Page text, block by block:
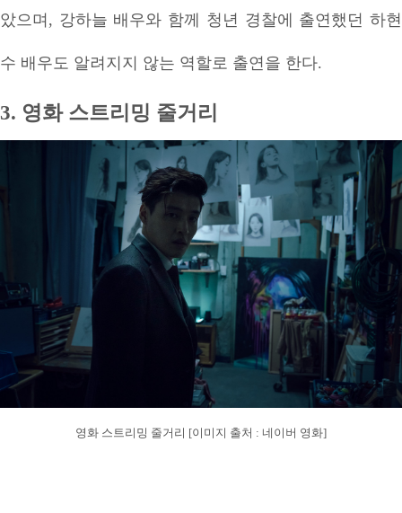
았으며, 강하늘 배우와 함께 청년 경찰에 출연했던 하현
수 배우도 알려지지 않는 역할로 출연을 한다.
3. 영화 스트리밍 줄거리
영화 스트리밍 줄거리 [이미지 출처 : 네이버 영화]